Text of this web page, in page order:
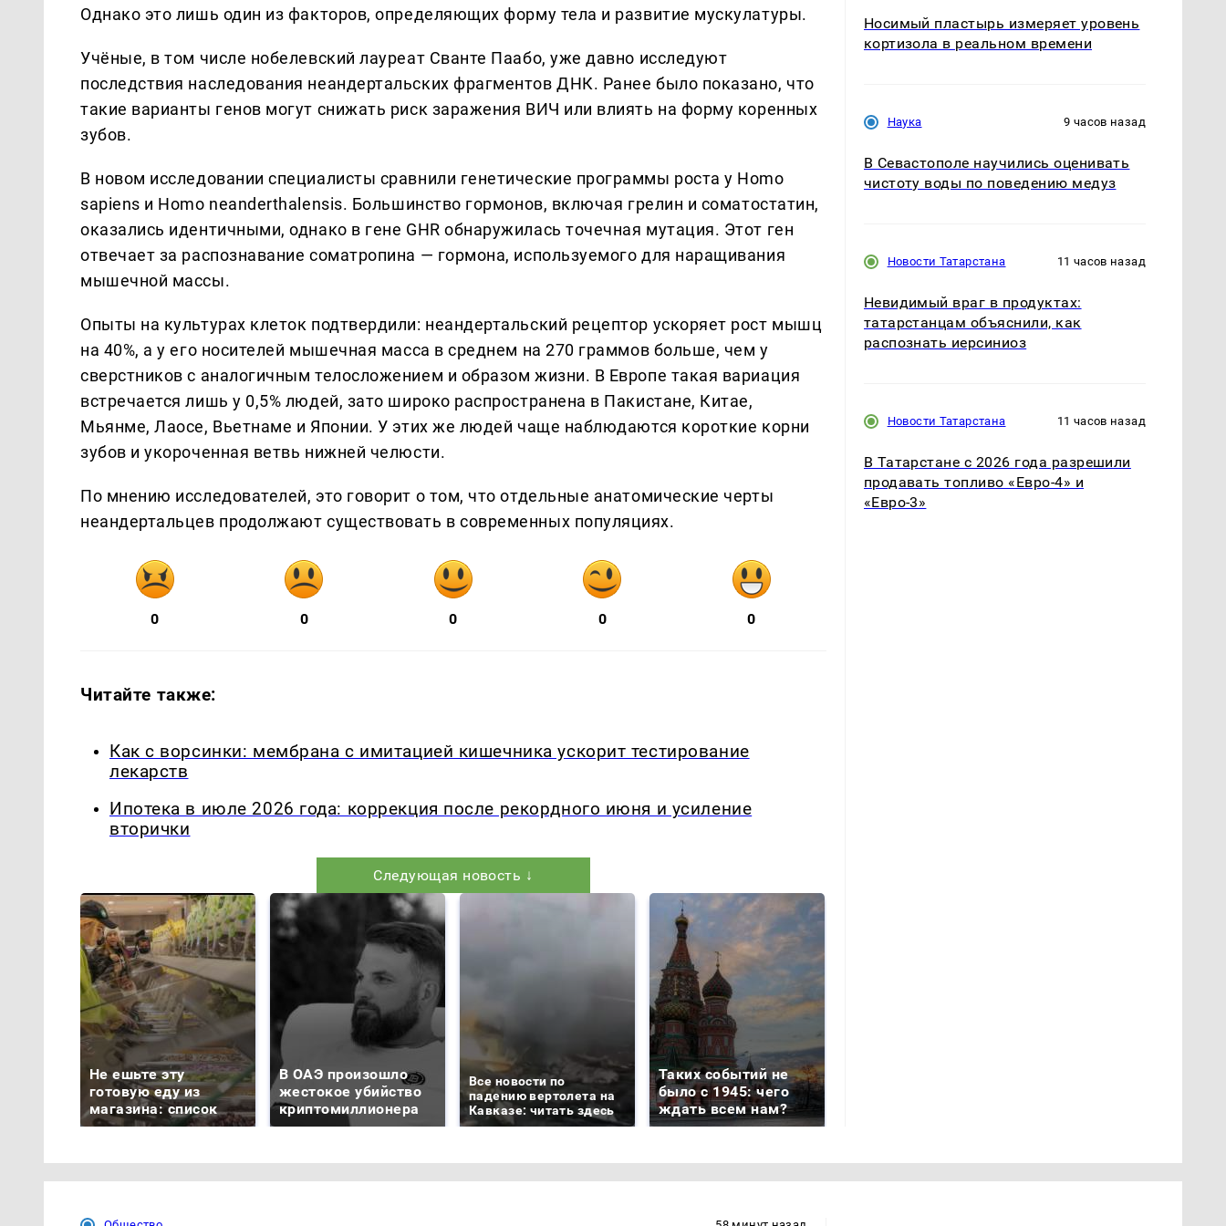
Однако это лишь один из факторов, определяющих форму тела и развитие мускулатуры.
Учёные, в том числе нобелевский лауреат Сванте Паабо, уже давно исследуют
последствия наследования неандертальских фрагментов ДНК. Ранее было показано, что
такие варианты генов могут снижать риск заражения ВИЧ или влиять на форму коренных
зубов.
В новом исследовании специалисты сравнили генетические программы роста у Homo
sapiens и Homo neanderthalensis. Большинство гормонов, включая грелин и соматостатин,
оказались идентичными, однако в гене GHR обнаружилась точечная мутация. Этот ген
отвечает за распознавание соматропина — гормона, используемого для наращивания
мышечной массы.
Опыты на культурах клеток подтвердили: неандертальский рецептор ускоряет рост мышц
на 40%, а у его носителей мышечная масса в среднем на 270 граммов больше, чем у
сверстников с аналогичным телосложением и образом жизни. В Европе такая вариация
встречается лишь у 0,5% людей, зато широко распространена в Пакистане, Китае,
Мьянме, Лаосе, Вьетнаме и Японии. У этих же людей чаще наблюдаются короткие корни
зубов и укороченная ветвь нижней челюсти.
По мнению исследователей, это говорит о том, что отдельные анатомические черты
неандертальцев продолжают существовать в современных популяциях.
0 0 0 0 0
Читайте также:
Как с ворсинки: мембрана с имитацией кишечника ускорит тестирование
лекарств
Ипотека в июле 2026 года: коррекция после рекордного июня и усиление
вторички
Следующая новость ↓
Не ешьте эту
готовую еду из
магазина: список
В ОАЭ произошло
жестокое убийство
криптомиллионера
Все новости по
падению вертолета на
Кавказе: читать здесь
Таких событий не
было с 1945: чего
ждать всем нам?
Носимый пластырь измеряет уровень
кортизола в реальном времени
Наука 9 часов назад
В Севастополе научились оценивать
чистоту воды по поведению медуз
Новости Татарстана 11 часов назад
Невидимый враг в продуктах:
татарстанцам объяснили, как
распознать иерсиниоз
Новости Татарстана 11 часов назад
В Татарстане с 2026 года разрешили
продавать топливо «Евро-4» и
«Евро-3»